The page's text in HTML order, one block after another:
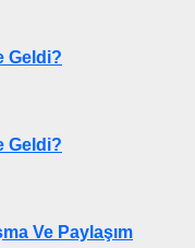
Geldi?
Geldi?
Ve Paylaşım